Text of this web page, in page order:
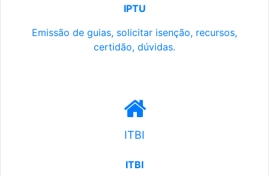
IPTU
Emissão de guias, solicitar isenção, recursos,
certidão, dúvidas.
ITBI
ITBI